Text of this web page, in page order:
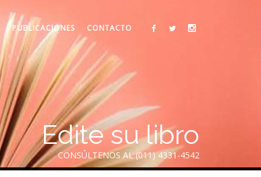
PUBLICACIONES CONTACTO
Edite su libro
CONSÚLTENOS AL (011) 4331-4542